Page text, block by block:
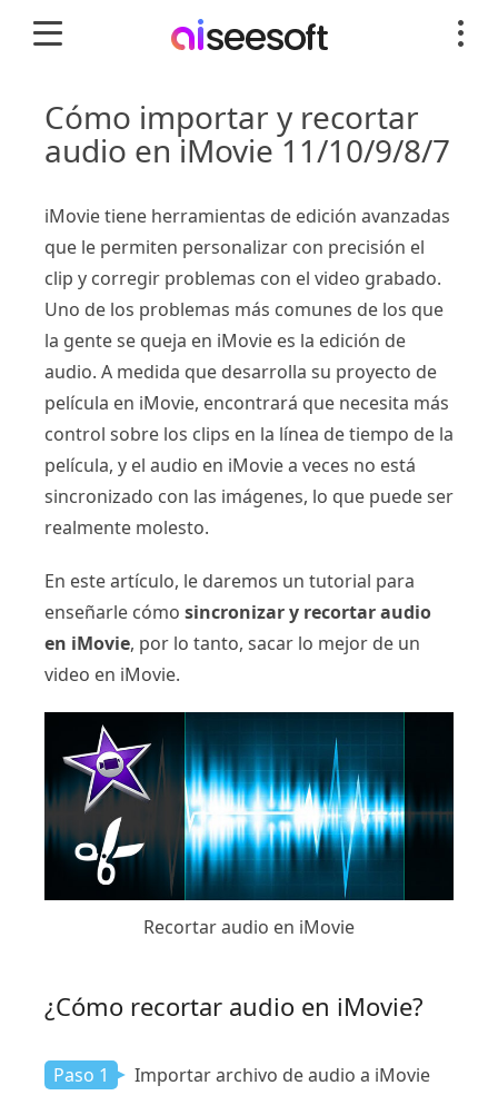
Cómo importar y recortar
audio en iMovie 11/10/9/8/7
iMovie tiene herramientas de edición avanzadas
que le permiten personalizar con precisión el
clip y corregir problemas con el video grabado.
Uno de los problemas más comunes de los que
la gente se queja en iMovie es la edición de
audio. A medida que desarrolla su proyecto de
película en iMovie, encontrará que necesita más
control sobre los clips en la línea de tiempo de la
película, y el audio en iMovie a veces no está
sincronizado con las imágenes, lo que puede ser
realmente molesto.
En este artículo, le daremos un tutorial para
enseñarle cómo sincronizar y recortar audio
en iMovie, por lo tanto, sacar lo mejor de un
video en iMovie.
Recortar audio en iMovie
¿Cómo recortar audio en iMovie?
Paso 1 Importar archivo de audio a iMovie